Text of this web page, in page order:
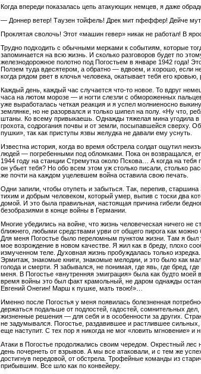
Когда впереди показалась цепь атакующих немцев, я даже
— Доннер ветер! Таузен тойфель! Дрек мит пфеффер! Дейче
Проклятая сволочь! Этот «машин гевер» никак не работал! В
Трудно подходить с обычными мерками к событиям, которые
запоминается на всю жизнь. И сколько разговоров будет по
железнодорожное полотно под Погостьем в январе 1942 года!
Ползем туда вдесятером, а обратно — вдвоем, и хорошо, если
когда рядом рвет в клочья человека, окатывает тебя его
Каждый день, каждый час случается что-то новое. То вдруг
часа на лютом морозе — и ногти слезли с обмороженных
уже выработалась четкая реакция и я успел молниеносно
землянке, но не разорвался и только шипел на полу. «Ну что,
штаны. Ко всему привыкаешь. Однажды тяжелая мина угодила в
грохота, содрогания почвы и от земли, посыпавшейся сверху.
пушки», так как приступы язвы желудка не давали ему уснуть.
Известна история, когда во время обстрела солдат ощутил
людей — погребенными под обломками. Пока он возвращался,
1944 году на станции Стремутка около Пскова… А когда на тебя
он убьет тебя? Но обо всем этом уж столько писали, столько
же почти на каждом уцелевшем война оставила свою печать.
Одни запили, чтобы отупеть и забыться. Так, перепив,
тихим и добрым человеком, который умер, выпив с тоски два
домой. И это была правильная, настоящая причина гибели
безобразиями в конце войны в Германии.
Многие убедились на войне, что жизнь человеческая ничего
ближнего, любыми средствами урви от общего пирога как
Для меня Погостье было переломным пунктом жизни. Там я был
мое возрождение в новом качестве. Я жил как в бреду, плохо
измученном теле. Духовная жизнь пробуждалась только
Эрмитаж, знакомые книги, знакомые мелодии, и это было как
голода и смерти. Я забывался, не понимая, где явь, где бред,
меня. В Погостье «внутренняя эмиграция» была как будто моей
время войны это был факт крамольный, не даром однажды
Евгений Онегин! Марш к пушке, мать твою!»…
Именно после Погостья у меня появилась болезненная
держаться подальше от подлостей, гадостей, сомнительных
жизненные решения — для себя и в особенности за других.
не задумывался. Погостье, раздавившее и растлившее
еще наступит. С тех пор я никогда не мог «ловить мгновение»
Атаки в Погостье продолжались своим чередом. Окрестный лес
день почернеть от взрывов. А мы все атаковали, и с тем же
достигнув передовой, от обстрела. Трофейные команды из
прибывшим. Все шло как по конвейеру.